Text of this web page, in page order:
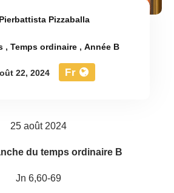
Pierbattista Pizzaballa
,Temps ordinaire,Année B
22, 2024
Fr
25 août 2024
du temps ordinaire B
Jn 6,60-69